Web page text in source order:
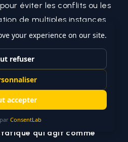
éviter les conflits ou les
de multiples instances.
Singleton, tu suis
:
(programmation)
d'instances de la
celle-ci, assurant ainsi
être instancié à plusieurs
qui agit comme